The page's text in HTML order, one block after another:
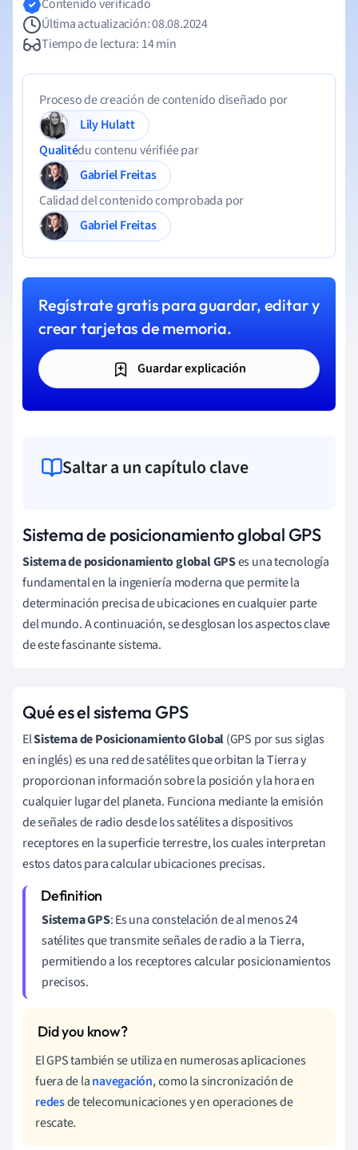
Contenido verificado
Última actualización: 08.08.2024
Tiempo de lectura: 14 min
Proceso de creación de contenido diseñado por
Lily Hulatt
Qualitédu contenu vérifiée par
Gabriel Freitas
Calidad del contenido comprobada por
Gabriel Freitas
Regístrate gratis para guardar, editar y
crear tarjetas de memoria.
Guardar explicación
Saltar a un capítulo clave
Sistema de posicionamiento global GPS
Sistema de posicionamiento global GPSes una tecnología
fundamental en la ingeniería moderna que permite la
determinación precisa de ubicaciones en cualquier parte
del mundo. A continuación, se desglosan los aspectos clave
de este fascinante sistema.
Qué es el sistema GPS
ElSistema de Posicionamiento Global(GPS por sus siglas
en inglés) es una red de satélites que orbitan la Tierra y
proporcionan información sobre la posición y la hora en
cualquier lugar del planeta. Funciona mediante la emisión
de señales de radio desde los satélites a dispositivos
receptores en la superficie terrestre, los cuales interpretan
estos datos para calcular ubicaciones precisas.
Sistema GPS: Es una constelación de al menos 24
satélites que transmite señales de radio a la Tierra,
permitiendo a los receptores calcular posicionamientos
precisos.
El GPS también se utiliza en numerosas aplicaciones
fuera de lanavegación, como la sincronización de
redesde telecomunicaciones y en operaciones de
rescate.